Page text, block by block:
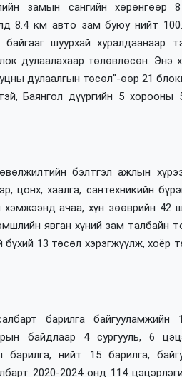
замын сангийн
8.4 км авто зам буюу нийт
шуурхай хуралдаанаар
дулаалахаар төлөвлөсөн. Энэ
дулаалгын төсөл"-өөр 21
Баянгол дүүргийн 5 хорооны
бэлтгэл ажлын
цонх, хаалга, сантехникийн
хэмжээнд ачаа, хүн зөөврийн 42
явган хүний зам талбайн
13 төсөл хэрэгжүүлж, хоёр
барилга
байдлаар 4 сургууль, 6
нийт 15 барилга,
2020-2024 онд 114